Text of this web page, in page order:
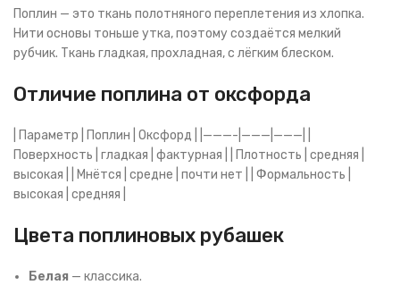
Поплин — это ткань полотняного переплетения из хлопка.
Нити основы тоньше утка, поэтому создаётся мелкий
рубчик. Ткань гладкая, прохладная, с лёгким блеском.
Отличие поплина от оксфорда
| Параметр | Поплин | Оксфорд | |———-|———|———| |
Поверхность | гладкая | фактурная | | Плотность | средняя |
высокая | | Мнётся | средне | почти нет | | Формальность |
высокая | средняя |
Цвета поплиновых рубашек
Белая — классика.